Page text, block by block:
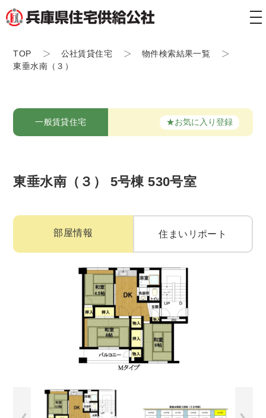
TOP 公社賃貸住宅
物件検索結果一覧
東垂水南（３）
一般賃貸住宅 ★お気に入り登録
東垂水南（３） 5号棟 530号室
部屋情報 住まいリポート